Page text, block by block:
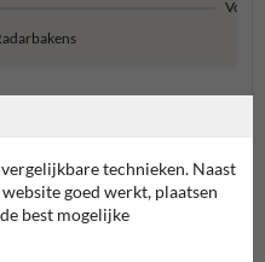
technieken. Naast
goed werkt, plaatsen
best mogelijke